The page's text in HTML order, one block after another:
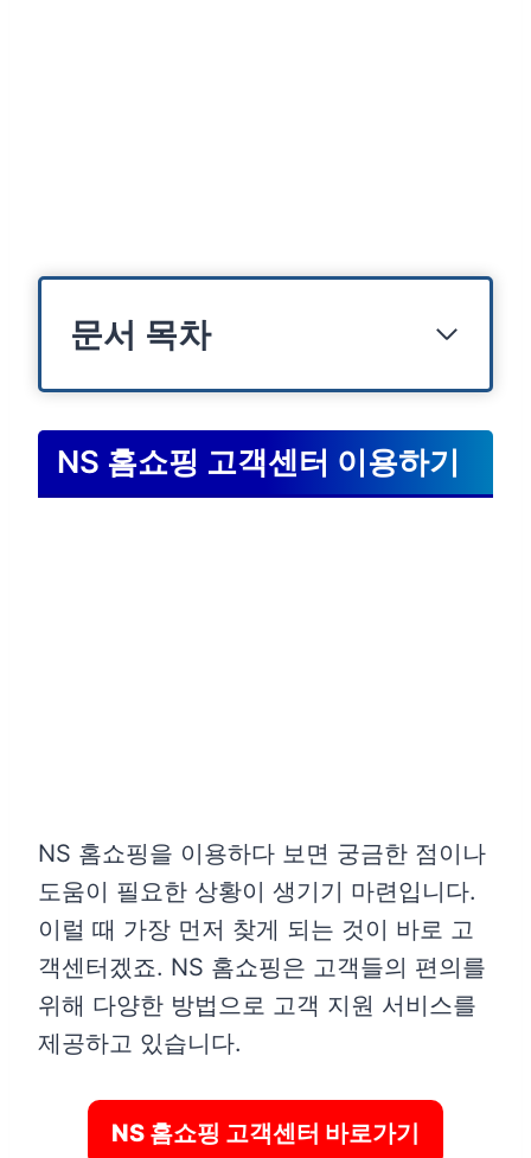
문서 목차
NS 홈쇼핑 고객센터 이용하기
1. NS 홈쇼핑 고객센터 전화번호
2. 1:1 문의 활용하기
1. 방송 시간과 실제 판매 시간의
차이
2. 상품평 작성 기한 준수
마치며
자주 하는 질문 (Q&A)
NS 홈쇼핑에서 TV 방송 상품과
온라인 판매 상품의 차이점은 무
NS 홈쇼핑 고객센터 이용하기
NS 홈쇼핑을 이용하다 보면 궁금한 점이나
도움이 필요한 상황이 생기기 마련입니다.
이럴 때 가장 먼저 찾게 되는 것이 바로 고
객센터겠죠. NS 홈쇼핑은 고객들의 편의를
위해 다양한 방법으로 고객 지원 서비스를
제공하고 있습니다.
NS 홈쇼핑 고객센터 바로가기